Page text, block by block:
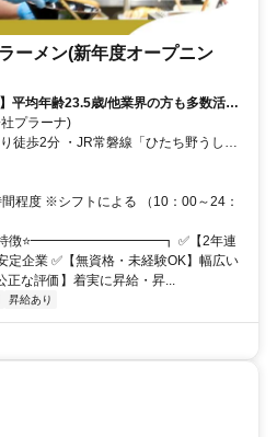
ーメン(新年度オープニン
平均年齢23.5歳/他業界の方も多数活躍
プラーナ)
(駐車場有)
程度 ※シフトによる （10：00～24：
特徴⭐️━━━━━━━━━━┓ ✅️【2年連
定企業 ✅️【無資格・未経験OK】幅広い
正な評価】着実に昇給・昇...
昇給あり